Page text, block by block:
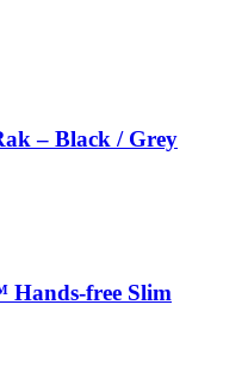
– Black / Grey
free Slim